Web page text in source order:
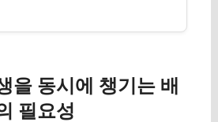
을 동시에 챙기는 배
필요성